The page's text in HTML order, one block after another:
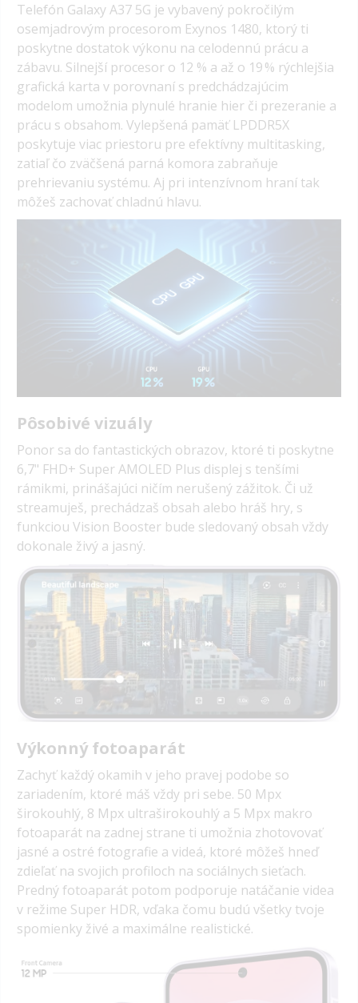
Telefón Galaxy A37 5G je vybavený pokročilým
osemjadrovým procesorom Exynos 1480, ktorý ti
poskytne dostatok výkonu na celodennú prácu a
zábavu. Silnejší procesor o 12 % a až o 19 % rýchlejšia
grafická karta v porovnaní s predchádzajúcim
modelom umožnia plynulé hranie hier či prezeranie a
prácu s obsahom. Vylepšená pamäť LPDDR5X
poskytuje viac priestoru pre efektívny multitasking,
zatiaľ čo zväčšená parná komora zabraňuje
prehrievaniu systému. Aj pri intenzívnom hraní tak
môžeš zachovať chladnú hlavu.
Pôsobivé vizuály
Ponor sa do fantastických obrazov, ktoré ti poskytne
6,7" FHD+ Super AMOLED Plus displej s tenšími
rámikmi, prinášajúci ničím nerušený zážitok. Či už
streamuješ, prechádzaš obsah alebo hráš hry, s
funkciou Vision Booster bude sledovaný obsah vždy
dokonale živý a jasný.
Výkonný fotoaparát
Zachyť každý okamih v jeho pravej podobe so
zariadením, ktoré máš vždy pri sebe. 50 Mpx
širokouhlý, 8 Mpx ultraširokouhlý a 5 Mpx makro
fotoaparát na zadnej strane ti umožnia zhotovovať
jasné a ostré fotografie a videá, ktoré môžeš hneď
zdieľať na svojich profiloch na sociálnych sieťach.
Predný fotoaparát potom podporuje natáčanie videa
v režime Super HDR, vďaka čomu budú všetky tvoje
spomienky živé a maximálne realistické.